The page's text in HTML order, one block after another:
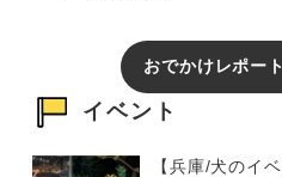
おでかけレポー
イベント
【兵庫/犬のイ